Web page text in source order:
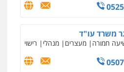
משרד עו"ד
חמורה מעצרים מנהלי רישוי